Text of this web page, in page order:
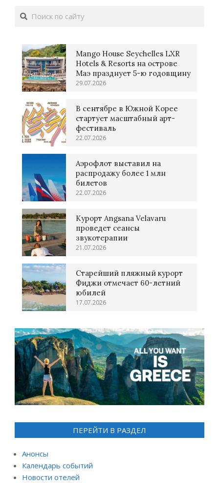
Поиск
Mango House Seychelles LXR
Hotels & Resorts на острове
Маэ празднует 5-ю годовщину
29.07.2026
В сентябре в Южной Корее
стартует масштабный арт-
фестиваль
22.07.2026
Аэрофлот выставил на
распродажу более 1 млн
билетов
22.07.2026
Курорт Angsana Velavaru
проведет сеансы
звукотерапии
21.07.2026
Старейший пляжный курорт
Фиджи отмечает 60-летний
юбилей
17.07.2026
ПЕРЕЙТИ В РАЗДЕЛ
Анонсы
Календарь событий
Новости отелей